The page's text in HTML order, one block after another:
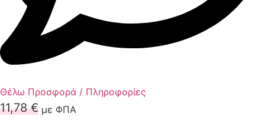
Θέλω Προσφορά / Πληροφορίες
11,78€ με ΦΠΑ